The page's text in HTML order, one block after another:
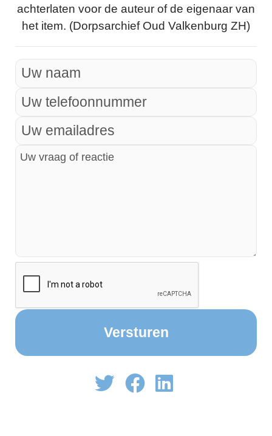
achterlaten voor de auteur of de eigenaar van
het item. (Dorpsarchief Oud Valkenburg ZH)